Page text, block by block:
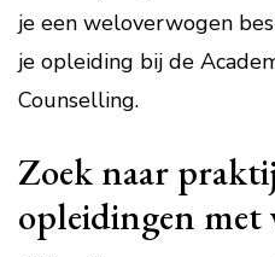
je een weloverwogen
je opleiding bij de
Counselling.
Zoek naar
opleidingen met